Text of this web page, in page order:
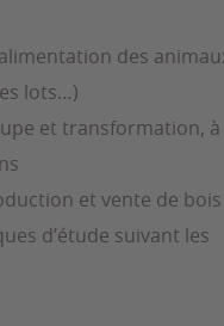
des
lots…)
et transformation, à
et vente de bois
d’étude suivant les